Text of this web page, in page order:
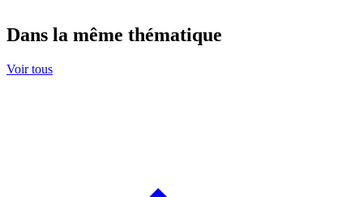
Dans la même thématique
Voir tous